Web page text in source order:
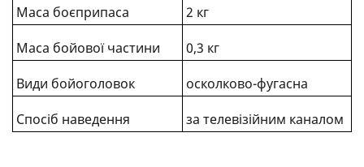
Маса боєприпаса
2 кг
Маса бойової частини
0,3 кг
Види бойоголовок
осколково-фугасна
Спосіб наведення
за телевізійним каналом